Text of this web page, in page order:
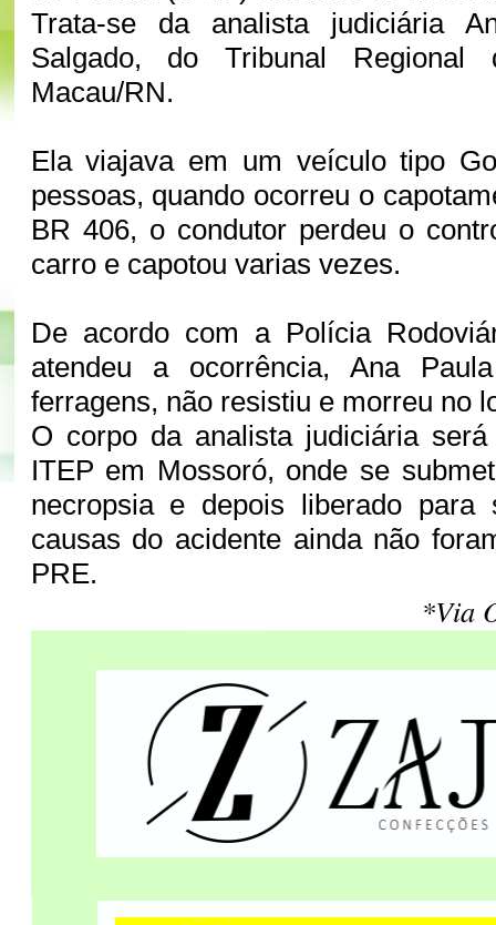
Trata-se da analista judiciária
Salgado, do Tribunal Regional
Macau/RN.
Ela viajava em um veículo tipo
pessoas, quando ocorreu o
BR 406, o condutor perdeu o
carro e capotou varias vezes.
De acordo com a Polícia
atendeu a ocorrência, Ana
ferragens, não resistiu e morreu no
O corpo da analista judiciária
ITEP em Mossoró, onde se
necropsia e depois liberado para
causas do acidente ainda não
PRE.
*Via